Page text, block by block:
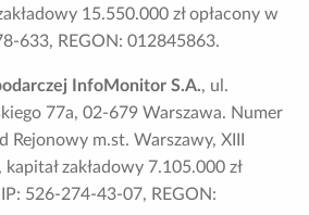
15.550.000 zł opłacony w
633, REGON: 012845863.
InfoMonitor S.A., ul.
77a, 02-679 Warszawa. Numer
Rejonowy m.st. Warszawy, XIII
zakładowy 7.105.000 zł
526-274-43-07, REGON: